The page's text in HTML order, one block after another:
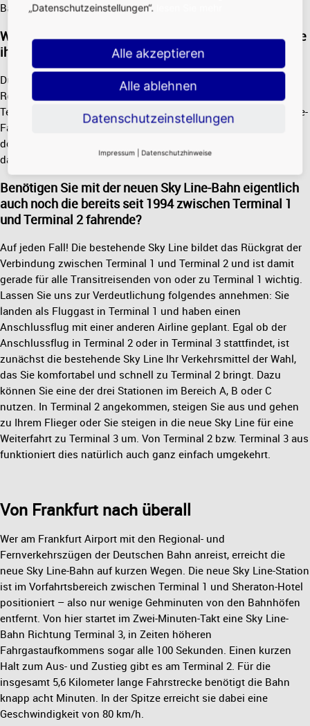
Bahnsteigabtrennung gewährleisten einen sicheren Transport.
Welche Vorteile hat das neue System für Fluggäste, die
ihre Reise am Regional- und Fernbahnhof beginnen?
Durch die neue Station an Terminal 1 gelangen Reisende vom
Regional- und Fernbahnhof auf direktem und kurzem Weg zu
Terminal 2 und 3. Wir erwarten, dass etwa die Hälfte der Sky Line-
Fahrgäste vom Regional- und Fernbahnhof kommen bzw.
dorthin wollen, und diese haben mehrheitlich Reisegepäck
dabei. Kurze und komfortable Wege sind daher sehr wichtig.
Benötigen Sie mit der neuen Sky Line-Bahn eigentlich
auch noch die bereits seit 1994 zwischen Terminal 1
und Terminal 2 fahrende?
Auf jeden Fall! Die bestehende Sky Line bildet das Rückgrat der
Verbindung zwischen Terminal 1 und Terminal 2 und ist damit
gerade für alle Transitreisenden von oder zu Terminal 1 wichtig.
Lassen Sie uns zur Verdeutlichung folgendes annehmen: Sie
landen als Fluggast in Terminal 1 und haben einen
Anschlussflug mit einer anderen Airline geplant. Egal ob der
Anschlussflug in Terminal 2 oder in Terminal 3 stattfindet, ist
zunächst die bestehende Sky Line Ihr Verkehrsmittel der Wahl,
das Sie komfortabel und schnell zu Terminal 2 bringt. Dazu
können Sie eine der drei Stationen im Bereich A, B oder C
nutzen. In Terminal 2 angekommen, steigen Sie aus und gehen
zu Ihrem Flieger oder Sie steigen in die neue Sky Line für eine
Weiterfahrt zu Terminal 3 um. Von Terminal 2 bzw. Terminal 3 aus
funktioniert dies natürlich auch ganz einfach umgekehrt.
Von Frankfurt nach überall
Wer am Frankfurt Airport mit den Regional- und
Fernverkehrszügen der Deutschen Bahn anreist, erreicht die
neue Sky Line-Bahn auf kurzen Wegen. Die neue Sky Line-Station
ist im Vorfahrtsbereich zwischen Terminal 1 und Sheraton-Hotel
positioniert – also nur wenige Gehminuten von den Bahnhöfen
entfernt. Von hier startet im Zwei-Minuten-Takt eine Sky Line-
Bahn Richtung Terminal 3, in Zeiten höheren
Fahrgastaufkommens sogar alle 100 Sekunden. Einen kurzen
Halt zum Aus- und Zustieg gibt es am Terminal 2. Für die
insgesamt 5,6 Kilometer lange Fahrstrecke benötigt die Bahn
knapp acht Minuten. In der Spitze erreicht sie dabei eine
Geschwindigkeit von 80 km/h.
„Datenschutzeinstellungen“.
Alle akzeptieren
Alle ablehnen
Datenschutzeinstellungen
Impressum Datenschutzhinweise